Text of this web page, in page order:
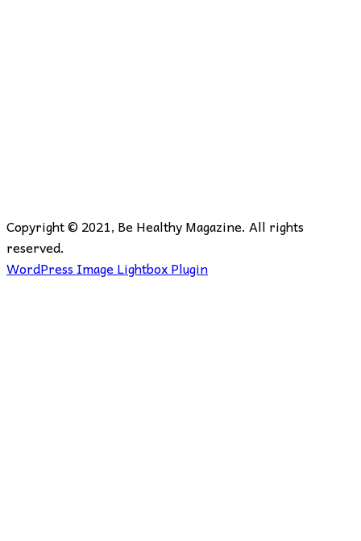
Copyright © 2021, Be Healthy Magazine. All rights
reserved.
WordPress Image Lightbox Plugin